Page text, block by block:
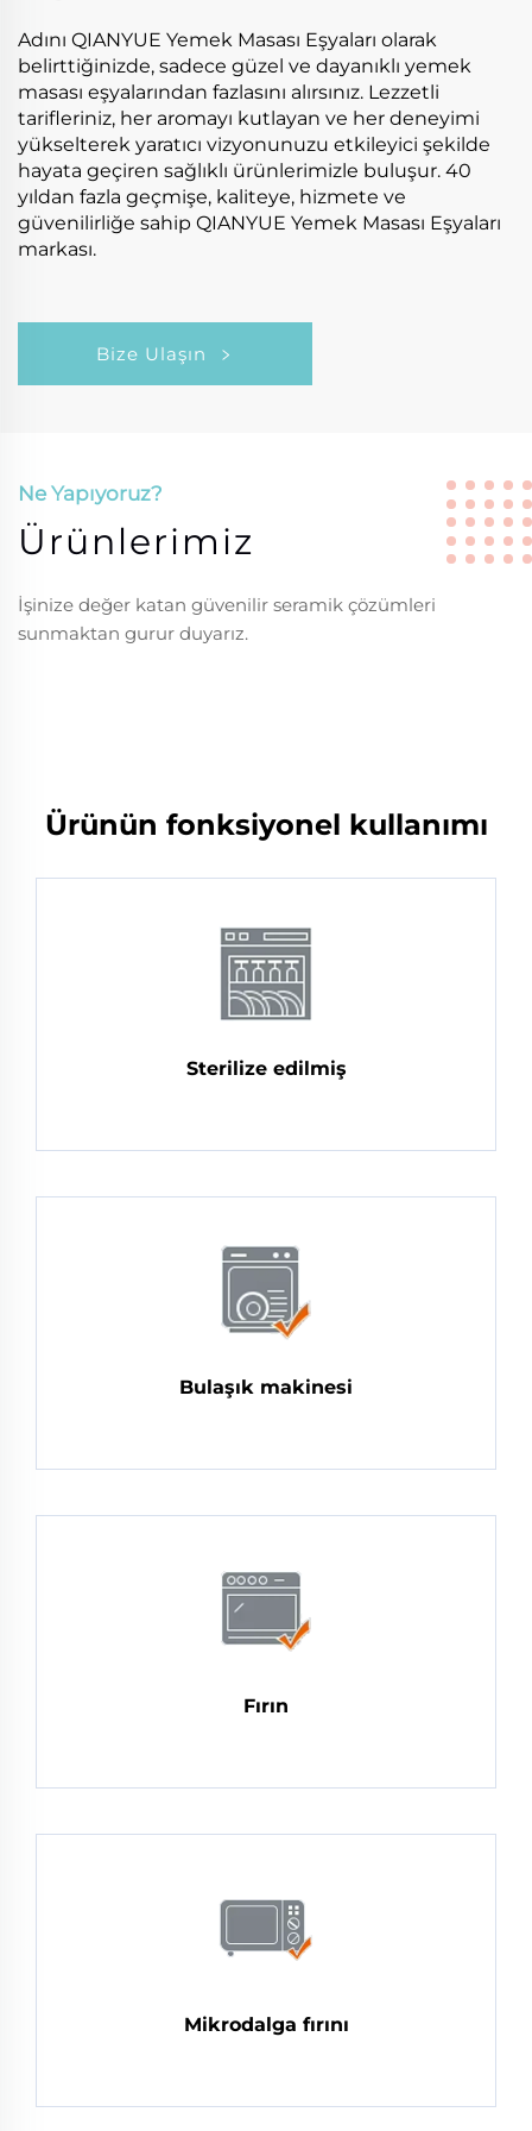
Adını QIANYUE Yemek Masası Eşyaları olarak
belirttiğinizde, sadece güzel ve dayanıklı yemek
masası eşyalarından fazlasını alırsınız. Lezzetli
tarifleriniz, her aromayı kutlayan ve her deneyimi
yükselterek yaratıcı vizyonunuzu etkileyici şekilde
hayata geçiren sağlıklı ürünlerimizle buluşur. 40
yıldan fazla geçmişe, kaliteye, hizmete ve
güvenilirliğe sahip QIANYUE Yemek Masası Eşyaları
markası.
Bize Ulaşın
Ne Yapıyoruz?
Ürünlerimiz
İşinize değer katan güvenilir seramik çözümleri
sunmaktan gurur duyarız.
Ürünün fonksiyonel kullanımı
Sterilize edilmiş
Bulaşık makinesi
Fırın
Mikrodalga fırını